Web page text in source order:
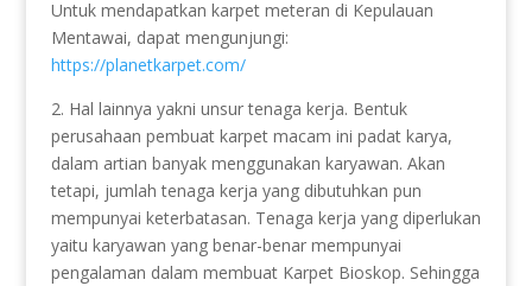
Untuk mendapatkan karpet meteran di Kepulauan
Mentawai, dapat mengunjungi:
https://planetkarpet.com/
2. Hal lainnya yakni unsur tenaga kerja. Bentuk
perusahaan pembuat karpet macam ini padat karya,
dalam artian banyak menggunakan karyawan. Akan
tetapi, jumlah tenaga kerja yang dibutuhkan pun
mempunyai keterbatasan. Tenaga kerja yang diperlukan
yaitu karyawan yang benar-benar mempunyai
pengalaman dalam membuat Karpet Bioskop. Sehingga